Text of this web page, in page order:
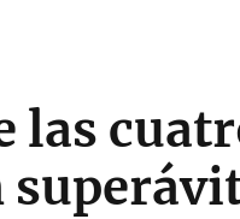
las